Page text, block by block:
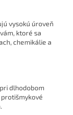
vysokú úroveň
ktoré sa
chemikálie a
dlhodobom